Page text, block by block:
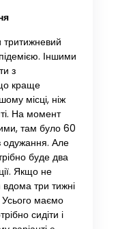
тритижневий
Іншими
з
краще
місці, ніж
На момент
там було 60
одужання. Але
буде два
Якщо не
вдома три тижні
Усього маємо
сидіти і